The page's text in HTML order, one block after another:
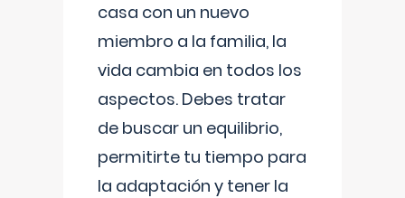
casa con un nuevo
miembro a la familia, la
vida cambia en todos los
aspectos. Debes tratar
de buscar un equilibrio,
permitirte tu tiempo para
la adaptación y tener la